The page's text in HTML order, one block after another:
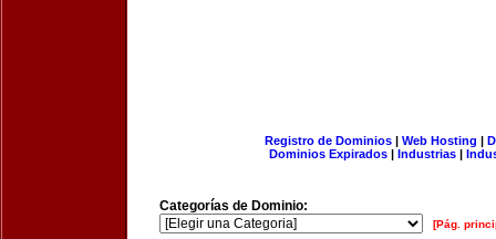
Registro de Dominios| Web Hosting |
Dominios Expirados | Industrias |
Categorías de Dominio:
[Pág.